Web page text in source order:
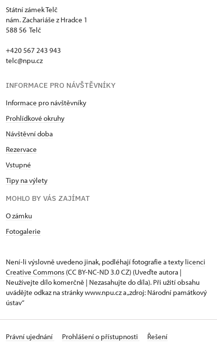
Státní zámek Telč
nám. Zachariáše z Hradce 1
588 56 Telč
+420 567 243 943
telc@npu.cz
INFORMACE PRO NÁVŠTĚVNÍKY
Informace pro návštěvníky
Prohlídkové okruhy
Návštěvní doba
Rezervace
Vstupné
Tipy na výlety
MOHLO BY VÁS ZAJÍMAT
O zámku
Fotogalerie
Není-li výslovně uvedeno jinak, podléhají fotografie a texty licenci
Creative Commons (CC BY-NC-ND 3.0 CZ) (Uveďte autora |
Neužívejte dílo komerčně | Nezasahujte do díla). Při užití obsahu
uvádějte odkaz na stránky www.npu.cz a „zdroj: Národní památkový
ústav“
Právní ujednání Prohlášení o přístupnosti
Řešení